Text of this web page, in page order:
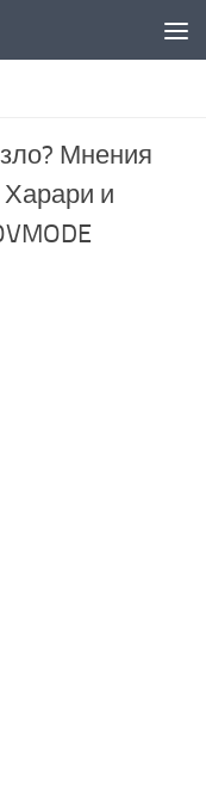
Мнения
и